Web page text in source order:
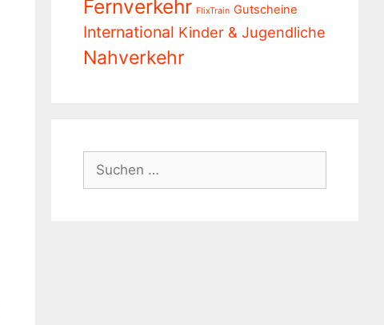
Fernverkehr FlixTrain Gutscheine
International Kinder & Jugendliche
Nahverkehr
nach: